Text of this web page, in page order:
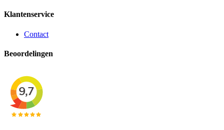
Klantenservice
Contact
Beoordelingen